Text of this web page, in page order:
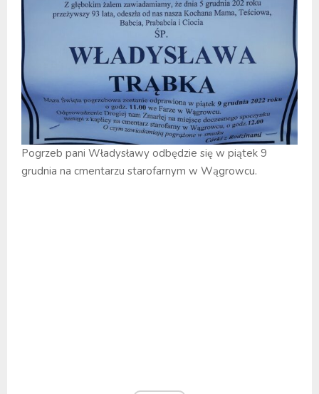
Pogrzeb pani Władysławy odbędzie się w piątek 9
grudnia na cmentarzu starofarnym w Wągrowcu.